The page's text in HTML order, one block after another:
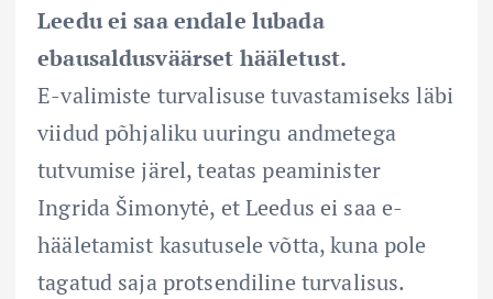
Leedu ei saa endale lubada
ebausaldusväärset hääletust.
E-valimiste turvalisuse tuvastamiseks läbi
viidud põhjaliku uuringu andmetega
tutvumise järel, teatas peaminister
Ingrida Šimonytė, et Leedus ei saa e-
hääletamist kasutusele võtta, kuna pole
tagatud saja protsendiline turvalisus.